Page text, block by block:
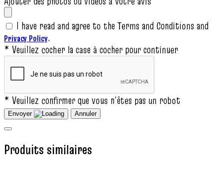
I have read and agree to the Terms and Conditions and
Privacy Policy.
* Veuillez cocher la case à cocher pour continuer
* Veuillez confirmer que vous n‘êtes pas un robot
Envoyer Annuler
Produits similaires